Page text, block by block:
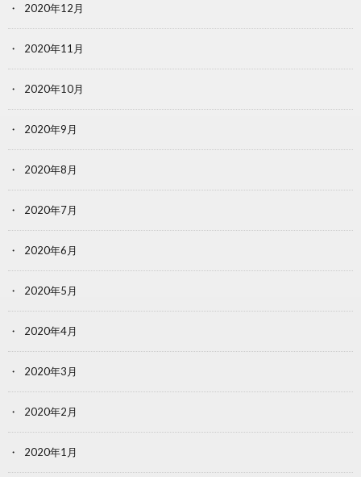
2020年12月
2020年11月
2020年10月
2020年9月
2020年8月
2020年7月
2020年6月
2020年5月
2020年4月
2020年3月
2020年2月
2020年1月